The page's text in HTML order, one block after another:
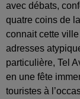
avec débats,
quatre coins de
connait cette
adresses
particulière, Tel
en une fête
touristes à